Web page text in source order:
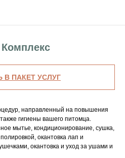
В ПАКЕТ УСЛУГ
направленный на повышения
гигиены вашего питомца.
мытье, кондиционирование, сушка,
окантовка лап и
окантовка и уход за ушами и